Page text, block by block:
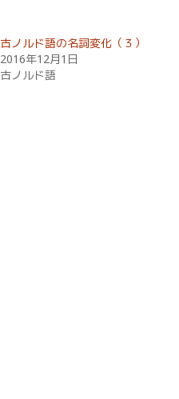
古ノルド語の名詞変化（３）
2016年12月1日
古ノルド語